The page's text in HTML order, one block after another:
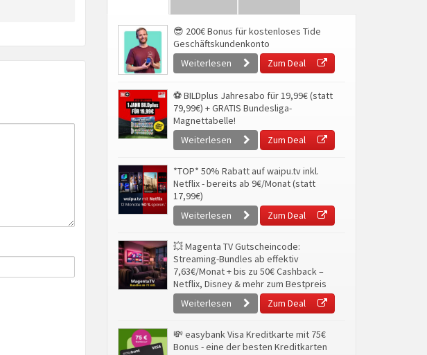
😎 200€ Bonus für kostenloses Tide
Geschäftskundenkonto
Weiterlesen
Zum Deal
⚽ BILDplus Jahresabo für 19,99€ (statt
79,99€) + GRATIS Bundesliga-
Magnettabelle!
Weiterlesen
Zum Deal
*TOP* 50% Rabatt auf waipu.tv inkl.
Netflix - bereits ab 9€/Monat (statt
17,99€)
Weiterlesen
Zum Deal
💥 Magenta TV Gutscheincode:
Streaming-Bundles ab effektiv
7,63€/Monat + bis zu 50€ Cashback –
Netflix, Disney & mehr zum Bestpreis
Weiterlesen
Zum Deal
💸 easybank Visa Kreditkarte mit 75€
Bonus - eine der besten Kreditkarten